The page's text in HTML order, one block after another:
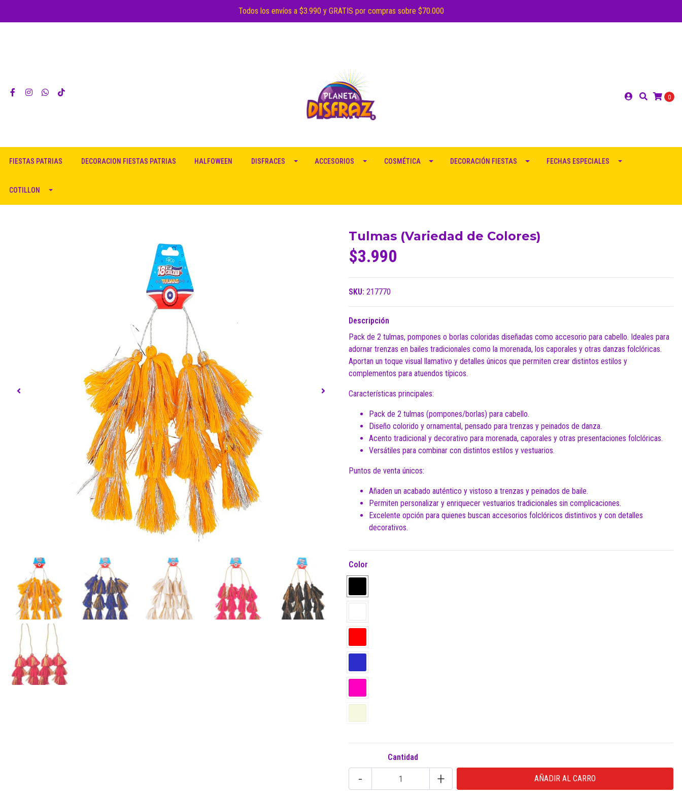
Todos los envíos a $3.990 y GRATIS por compras sobre $70.000
0
FIESTAS PATRIAS DECORACION FIESTAS PATRIAS HALFOWEEN DISFRACES ACCESORIOS COSMÉTICA DECORACIÓN FIESTAS FECHAS ESPECIALES
COTILLON
Tulmas (Variedad de Colores)
$3.990
SKU: 217770
Descripción
Pack de 2 tulmas, pompones o borlas coloridas diseñadas como accesorio para cabello. Ideales para
adornar trenzas en bailes tradicionales como la morenada, los caporales y otras danzas folclóricas.
Aportan un toque visual llamativo y detalles únicos que permiten crear distintos estilos y
complementos para atuendos típicos.
Características principales:
Pack de 2 tulmas (pompones/borlas) para cabello.
Diseño colorido y ornamental, pensado para trenzas y peinados de danza.
Acento tradicional y decorativo para morenada, caporales y otras presentaciones folclóricas.
Versátiles para combinar con distintos estilos y vestuarios.
Puntos de venta únicos:
Añaden un acabado auténtico y vistoso a trenzas y peinados de baile.
Permiten personalizar y enriquecer vestuarios tradicionales sin complicaciones.
Excelente opción para quienes buscan accesorios folclóricos distintivos y con detalles
decorativos.
Color
Cantidad
- +